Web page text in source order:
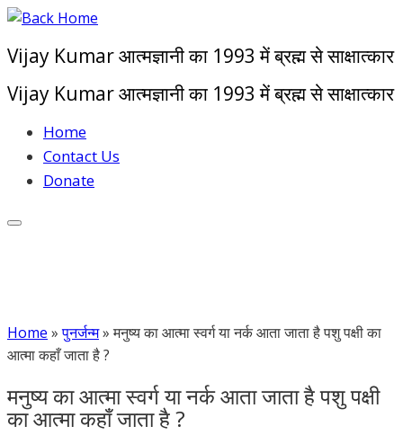
Skip
content
Vijay Kumar आत्मज्ञानी का 1993 में ब्रह्म से साक्षात्कार
Vijay Kumar आत्मज्ञानी का 1993 में ब्रह्म से साक्षात्कार
Home
Contact Us
Donate
Home » पुनर्जन्म» मनुष्य का आत्मा स्वर्ग या नर्क आता जाता है पशु पक्षी का
आत्मा कहाँ जाता है ?
मनुष्य का आत्मा स्वर्ग या नर्क आता जाता है पशु पक्षी
का आत्मा कहाँ जाता है ?